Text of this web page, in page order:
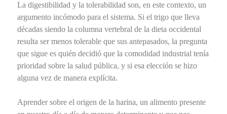
La digestibilidad y la tolerabilidad son, en este contexto, un
argumento incómodo para el sistema. Si el trigo que lleva
décadas siendo la columna vertebral de la dieta occidental
resulta ser menos tolerable que sus antepasados, la pregunta
que sigue es quién decidió que la comodidad industrial tenía
prioridad sobre la salud pública, y si esa elección se hizo
alguna vez de manera explícita.
Aprender sobre el origen de la harina, un alimento presente